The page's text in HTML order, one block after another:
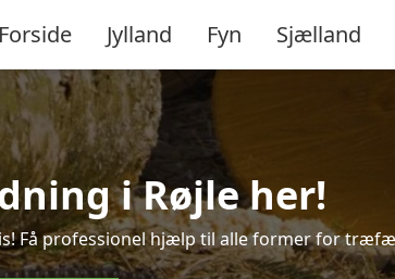
Forside Jylland Fyn Sjælland
i Røjle her!
Få professionel hjælp til alle former for